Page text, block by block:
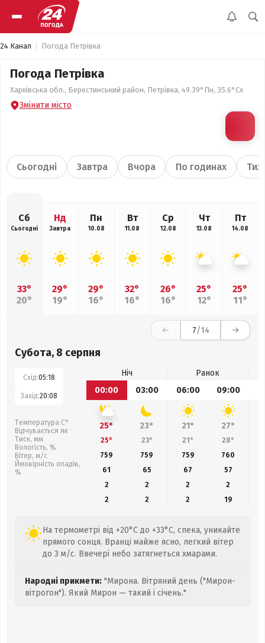
24 Канал Погода Петрівка
Погода Петрівка
Харківська обл., Берестинський район, Петрівка, 49.39°Пн, 35.6°Сх
Змінити місто
Сьогодні Завтра Вчора По годинах
Сб
Сьогодні
33°
20°
Нд
Завтра
29°
19°
Пн
10.08
29°
16°
Вт
11.08
32°
16°
Ср
12.08
26°
16°
Чт
13.08
25°
12°
Пт
14.08
25°
11°
7/14
Субота, 8 серпня
Схід:05:18
Захід:20:08
Температура С°
Відчувається як
Тиск, мм
Вологість, %
Вітер, м/с
Ймовірність опадів,
%
Ніч
Ранок
00:00
03:00 06:00 09:00
25° 23° 21° 27°
25° 23° 21° 28°
759
759 759 760
61
65 67 57
2
2 2
2
2
2 2 19
На термометрі від +20°C до +33°C, спека, уникайте
прямого сонця. Вранці майже ясно, легкий вітер
до 3 м/с. Ввечері небо затягнеться хмарами.
Народні прикмети: "Мирона. Вітряний день ("Мирон-
вітрогон"). Який Мирон — такий і січень."